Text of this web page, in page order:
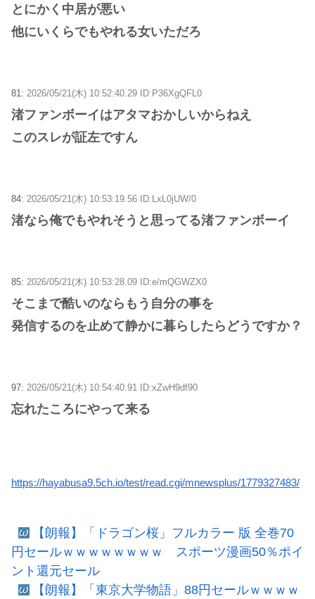
とにかく中居が悪い
他にいくらでもやれる女いただろ
81: 2026/05/21(木) 10:52:40.29 ID:P36XgQFL0
渚ファンボーイはアタマおかしいからねえ
このスレが証左ですん
84: 2026/05/21(木) 10:53:19.56 ID:LxL0jUW/0
渚なら俺でもやれそうと思ってる渚ファンボーイ
85: 2026/05/21(木) 10:53:28.09 ID:e/mQGWZX0
そこまで酷いのならもう自分の事を
発信するのを止めて静かに暮らしたらどうですか？
97: 2026/05/21(木) 10:54:40.91 ID:xZwH9df90
忘れたころにやって来る
https://hayabusa9.5ch.io/test/read.cgi/mnewsplus/1779327483/
【朗報】「ドラゴン桜」フルカラー 版 全巻70
円セールｗｗｗｗｗｗｗｗ スポーツ漫画50％ポイ
ント還元セール
【朗報】「東京大学物語」88円セールｗｗｗｗ